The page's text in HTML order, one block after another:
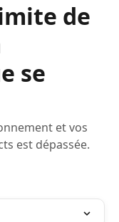
de
se
et vos
est dépassée.